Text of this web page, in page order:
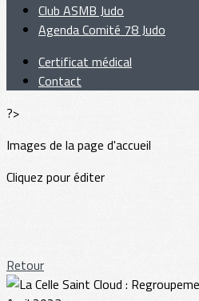
Club ASMB Judo
Agenda Comité 78 Judo
Certificat médical
Contact
?>
Images de la page d'accueil
Cliquez pour éditer
Retour